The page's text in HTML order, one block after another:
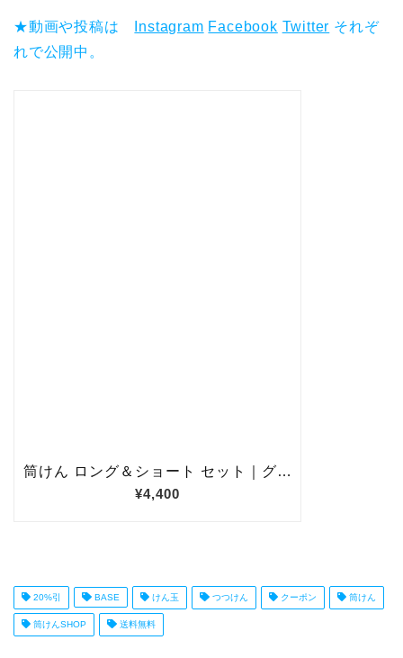
★動画や投稿は Instagram Facebook Twitter それぞ
れで公開中。
20%引 BASE けん玉 つつけん クーポン 筒けん
筒けんSHOP 送料無料